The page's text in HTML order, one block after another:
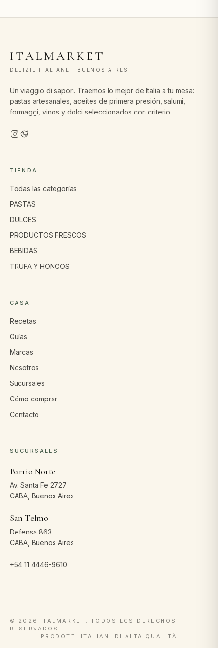
ITALMARKET
DELIZIE ITALIANE · BUENOS AIRES
Un viaggio di sapori. Traemos lo mejor de Italia a tu mesa:
pastas artesanales, aceites de primera presión, salumi,
formaggi, vinos y dolci seleccionados con criterio.
TIENDA
Todas las categorías
PASTAS
DULCES
PRODUCTOS FRESCOS
BEBIDAS
TRUFA Y HONGOS
CASA
Recetas
Guías
Marcas
Nosotros
Sucursales
Cómo comprar
Contacto
SUCURSALES
Barrio Norte
Av. Santa Fe 2727
CABA, Buenos Aires
San Telmo
Defensa 863
CABA, Buenos Aires
+54 11 4446-9610
© 2026
ITALMARKET. TODOS LOS DERECHOS
RESERVADOS.
PRODOTTI ITALIANI DI ALTA QUALITÀ